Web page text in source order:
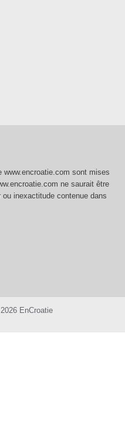
sont mises
ne saurait être
inexactitude contenue dans
EnCroatie